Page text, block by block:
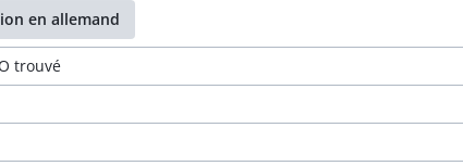
en allemand
trouvé